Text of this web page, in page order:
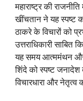
महाराष्ट्र की
खींचतान ने यह स्पष्ट
ठाकरे के विचारों को
उत्तराधिकारी साबित
यह समय आत्ममंथन और
शिंदे को स्पष्ट जनादेश
विचारधारा और